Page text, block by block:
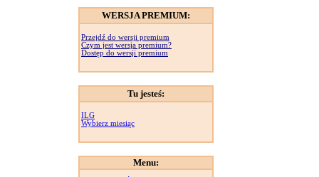
WERSJA PREMIUM:
Przejdź do wersji premium
Czym jest wersja premium?
Dostęp do wersji premium
Tu jesteś:
ILG
Wybierz miesiąc
Menu: